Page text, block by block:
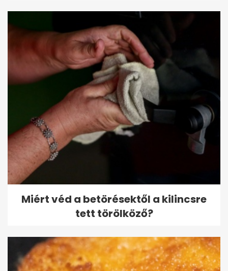
Miért véd a betörésektől a kilincsre
tett törölköző?